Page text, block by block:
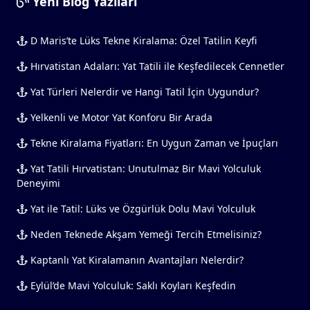
D Maris’te Lüks Tekne Kiralama: Özel Tatilin Keyfi
Hırvatistan Adaları: Yat Tatili ile Keşfedilecek Cennetler
Yat Türleri Nelerdir ve Hangi Tatil İçin Uygundur?
Yelkenli ve Motor Yat Konforu Bir Arada
Tekne Kiralama Fiyatları: En Uygun Zaman ve İpuçları
Yat Tatili Hırvatistan: Unutulmaz Bir Mavi Yolculuk
Deneyimi
Yat ile Tatil: Lüks ve Özgürlük Dolu Mavi Yolculuk
Neden Teknede Akşam Yemeği Tercih Etmelisiniz?
Kaptanlı Yat Kiralamanın Avantajları Nelerdir?
Eylül’de Mavi Yolculuk: Saklı Koyları Keşfedin